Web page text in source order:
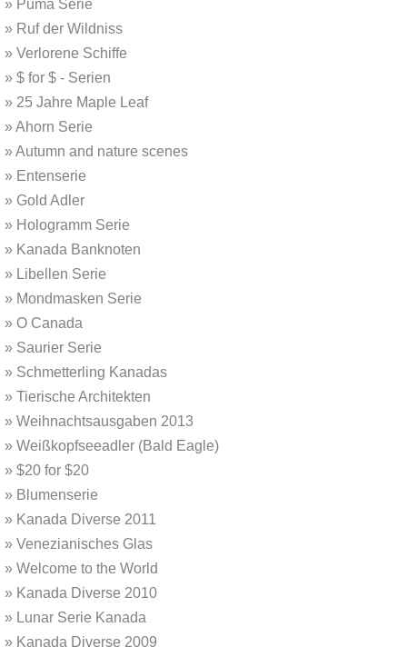
» Puma Serie
» Ruf der Wildniss
» Verlorene Schiffe
» $ for $ - Serien
» 25 Jahre Maple Leaf
»Ahorn Serie
»Autumn and nature scenes
» Entenserie
» Gold Adler
» Hologramm Serie
» Kanada Banknoten
» Libellen Serie
» Mondmasken Serie
» O Canada
» Saurier Serie
» Schmetterling Kanadas
» Tierische Architekten
» Weihnachtsausgaben 2013
» Weißkopfseeadler (Bald Eagle)
» $20 for $20
» Blumenserie
» Kanada Diverse 2011
» Venezianisches Glas
» Welcome to the World
» Kanada Diverse 2010
» Lunar Serie Kanada
» Kanada Diverse 2009